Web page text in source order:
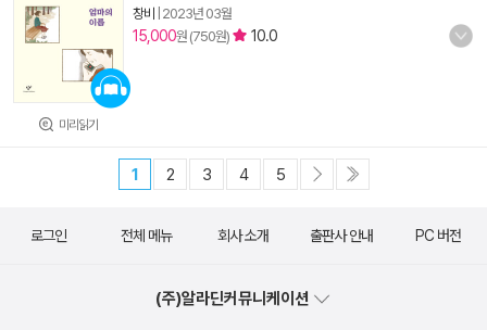
미리읽기
창비
2023년 03월
15,000원 (750원) 10.0
1 2 3 4 5
로그인 전체 메뉴 회사 소개 출판사 안내 PC 버전
(주)알라딘커뮤니케이션